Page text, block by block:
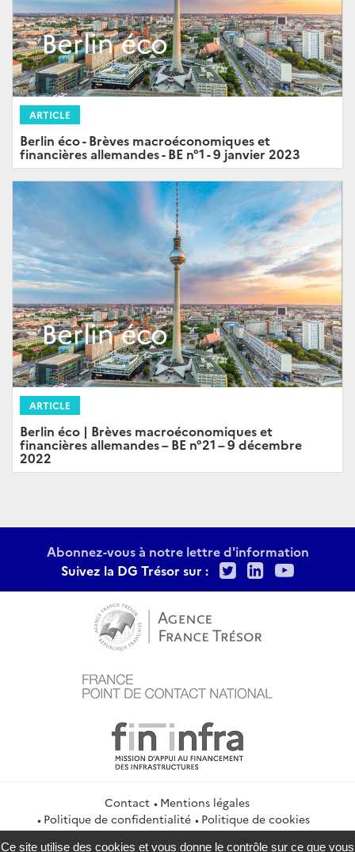
ARTICLE
Berlin éco - Brèves macroéconomiques et
financières allemandes - BE n°1 - 9 janvier 2023
ARTICLE
Berlin éco | Brèves macroéconomiques et
financières allemandes – BE n°21 – 9 décembre
2022
Abonnez-vous à notre lettre d'information
Suivez la DG Trésor sur :
TwitterLinkedIn
Contact
Mentions légales
Politique de confidentialité
Politique de cookies
Gestion des cookies
Flux RSS
Ce site utilise des cookies et vous donne le contrôle sur ce que vous